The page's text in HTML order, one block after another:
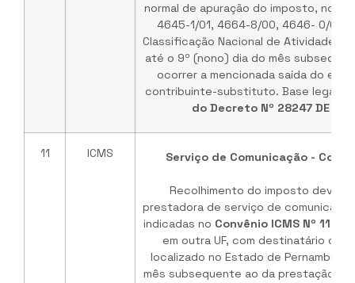
normal de apuração do imposto, nos
4645-1/01, 4664-8/00, 4646- 0/02
Classificação Nacional de Atividades
até o 9º (nono) dia do mês
ocorrer a mencionada saída do
contribuinte-substituto. Base legal:
do Decreto Nº 28247 DE
11 ICMS Serviço de Comunicação -
Recolhimento do imposto devido
prestadora de serviço de
indicadas no Convênio ICMS Nº 113/
em outra UF, com destinatário do
localizado no Estado de
mês subsequente ao da prestação.